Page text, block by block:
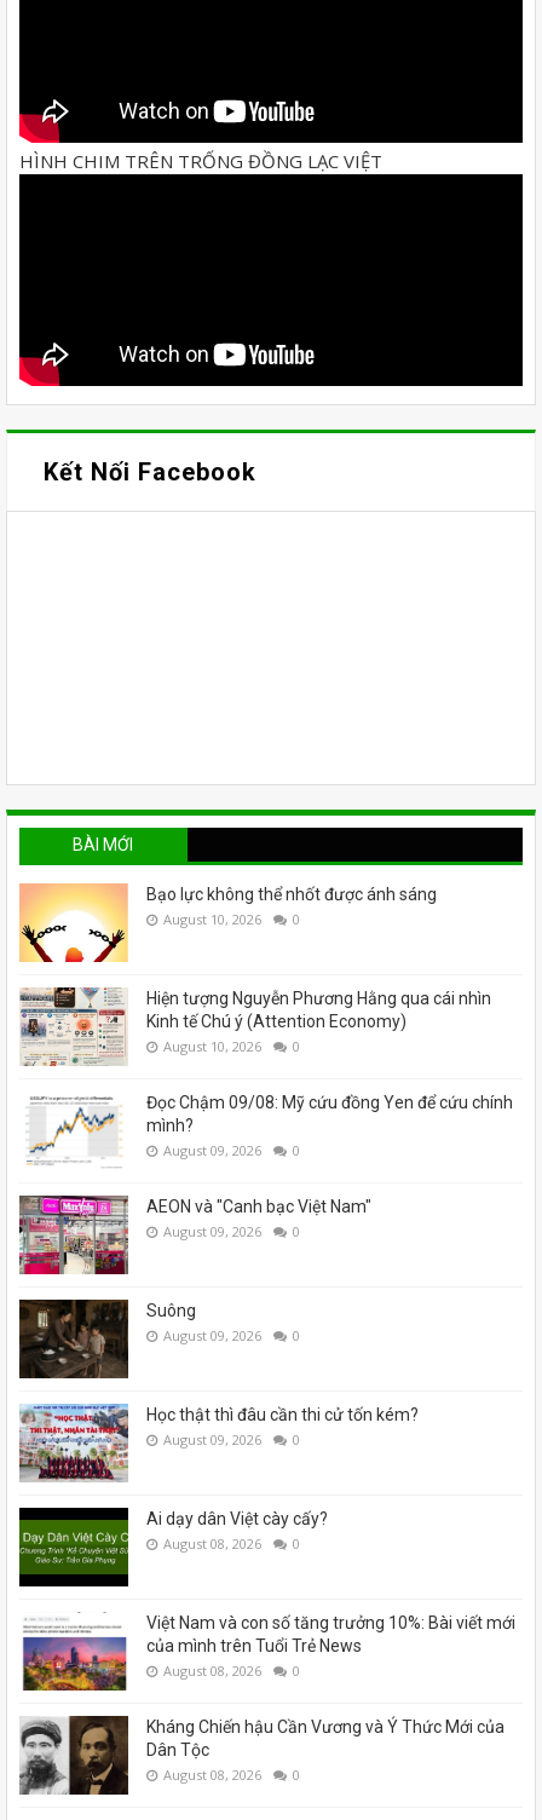
HÌNH CHIM TRÊN TRỐNG ĐỒNG LẠC VIỆT
Kết Nối Facebook
BÀI MỚI
Bạo lực không thể nhốt được ánh sáng
August 10, 2026 0
Hiện tượng Nguyễn Phương Hằng qua cái nhìn
Kinh tế Chú ý (Attention Economy)
August 10, 2026 0
Đọc Chậm 09/08: Mỹ cứu đồng Yen để cứu chính
mình?
August 09, 2026 0
AEON và "Canh bạc Việt Nam"
August 09, 2026 0
Suông
August 09, 2026 0
Học thật thì đâu cần thi cử tốn kém?
August 09, 2026 0
Ai dạy dân Việt cày cấy?
August 08, 2026 0
Việt Nam và con số tăng trưởng 10%: Bài viết mới
của mình trên Tuổi Trẻ News
August 08, 2026 0
Kháng Chiến hậu Cần Vương và Ý Thức Mới của
Dân Tộc
August 08, 2026 0